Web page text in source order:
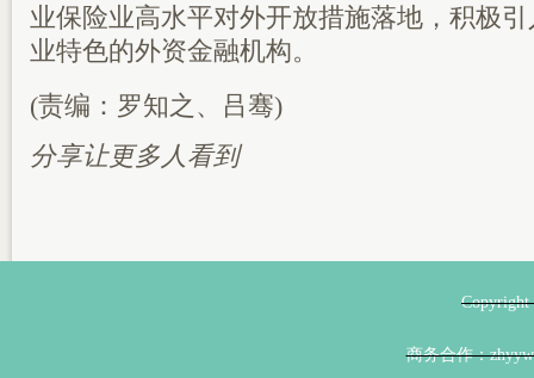
业保险业高水平对外开放措施落地，积极
业特色的外资金融机构。
(责编：罗知之、吕骞)
分享让更多人看到
商务合作：